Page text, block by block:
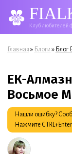
Клуб любителей
Вы здесь
Главная » Блоги » Блог
ЕК-
Восьмое
Нашли ошибку?
Нажмите CTRL+Enter.